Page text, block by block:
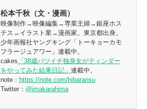
松本千秋（文・漫画）
映像制作→映像編集→専業主婦→銀座ホス
テス→イラスト業→漫画家。東京都出身。
少年画報社ヤングキング「トーキョーカモ
フラージュアワー」連載中。
cakes 「38歳バツイチ独身女がティンダー
をやってみた結果日記」 連載中。
note： https://note.com/hibaransu
Twitter： @imakarahima